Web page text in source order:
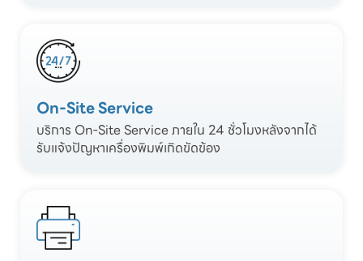
On-Site Service
บริการ On-Site Service ภายใน 24 ชั่วโมงหลังจากได้
รับแจ้งปัญหาเครื่องพิมพ์เกิดขัดข้อง